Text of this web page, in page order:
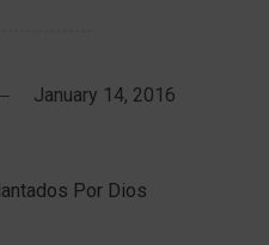
January 14, 2016